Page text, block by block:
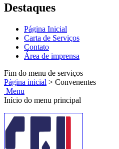
Destaques
Página Inicial
Carta de Serviços
Contato
Área de imprensa
Fim do menu de serviços
Página inicial > Convenentes
Menu
Início do menu principal